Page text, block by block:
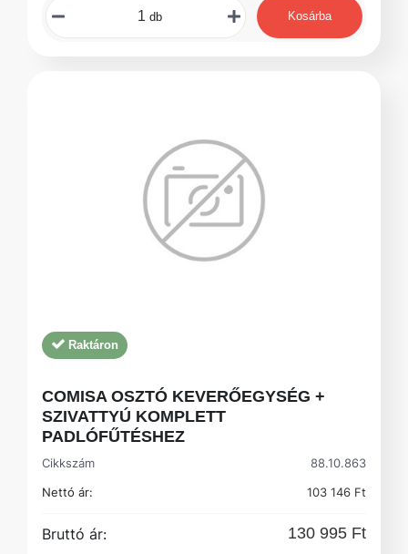
db Kosárba
Raktáron
COMISA OSZTÓ KEVERŐEGYSÉG +
SZIVATTYÚ KOMPLETT
PADLÓFŰTÉSHEZ
Cikkszám
88.10.863
Nettó ár:
103 146 Ft
Bruttó ár: 130 995 Ft